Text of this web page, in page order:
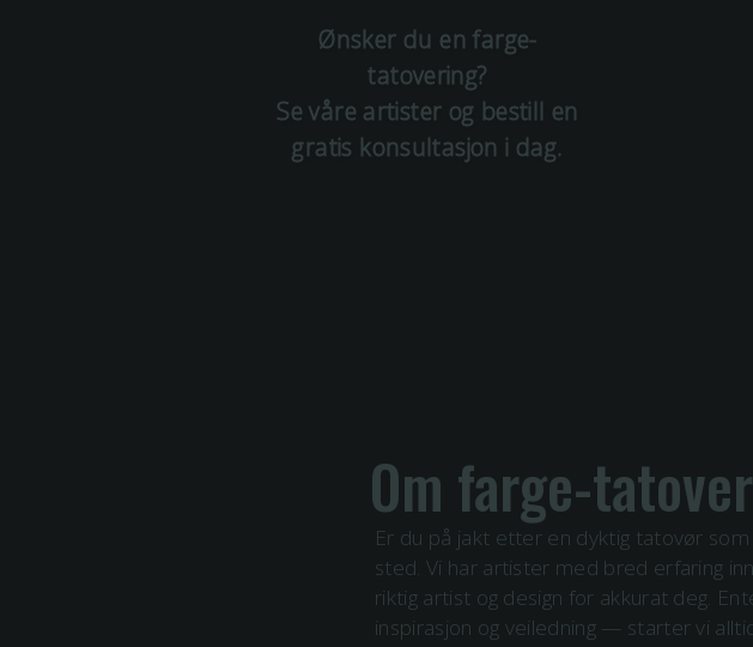
Ønsker du enfarge-
tatovering?
Se våre artister og bestill en
gratis konsultasjon i dag.
Om farge-
Er du på jakt etter en dyktig tatovør
sted. Vi har artister med bred erfaring
riktig artist og design for akkurat deg.
inspirasjon og veiledning — starter vi